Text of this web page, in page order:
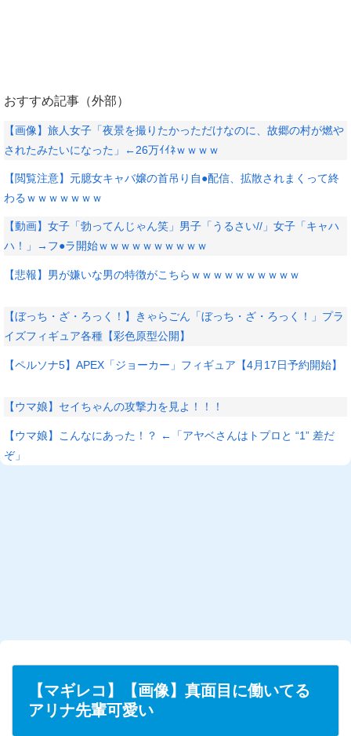
おすすめ記事（外部）
【画像】旅人女子「夜景を撮りたかっただけなのに、故郷の村が燃や
されたみたいになった」←26万ｲｲﾈｗｗｗｗ
【閲覧注意】元臆女キャバ嬢の首吊り自●配信、拡散されまくって終
わるｗｗｗｗｗｗｗ
【動画】女子「勃ってんじゃん笑」男子「うるさい//」女子「キャハ
ハ！」→フ●ラ開始ｗｗｗｗｗｗｗｗｗｗ
【悲報】男が嫌いな男の特徴がこちらｗｗｗｗｗｗｗｗｗｗ
【ぼっち・ざ・ろっく！】きゃらごん「ぼっち・ざ・ろっく！」プラ
イズフィギュア各種【彩色原型公開】
【ペルソナ5】APEX「ジョーカー」フィギュア【4月17日予約開始】
【ウマ娘】セイちゃんの攻撃力を見よ！！！
【ウマ娘】こんなにあった！？ ←「アヤベさんはトプロと “1” 差だ
ぞ」
【マギレコ】【画像】真面目に働いてる
アリナ先輩可愛い